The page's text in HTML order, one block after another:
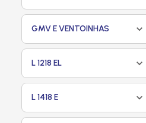
GMV E VENTOINHAS
L 1218 EL
L 1418 E